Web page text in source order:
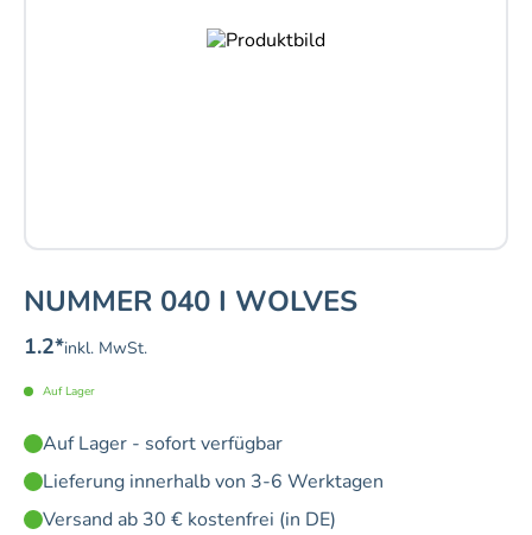
NUMMER 040 I WOLVES
1.2*inkl. MwSt.
Auf Lager
Auf Lager - sofort verfügbar
Lieferung innerhalb von 3-6 Werktagen
Versand ab 30 € kostenfrei (in DE)